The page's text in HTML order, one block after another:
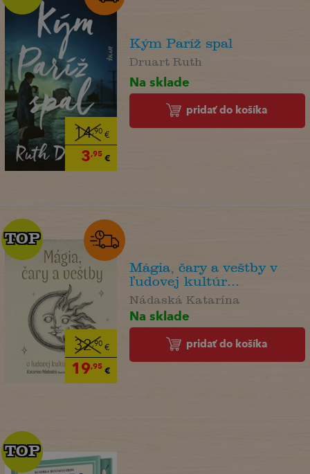
14,90€
3,95€
Kým Paríž spal
Druart Ruth
Na sklade
pridať do košíka
32,90€
19,95€
TOP
TOP
Mágia, čary a veštby v
ľudovej kultúr...
Nádaská Katarína
Na sklade
pridať do košíka
TOP
TOP